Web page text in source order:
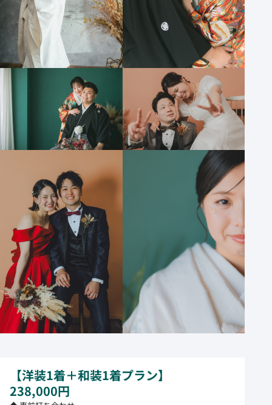
【洋装1着＋和装1着プラン】
238,000円